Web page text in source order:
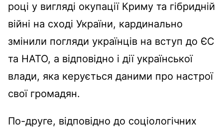
році у вигляді окупації Криму та гібридній
війні на сході України, кардинально
змінили погляди українців на вступ до ЄС
та НАТО, а відповідно і дії української
влади, яка керується даними про настрої
свої громадян.
По-друге, відповідно до соціологічних